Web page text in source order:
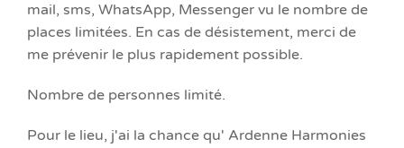
mail, sms, WhatsApp, Messenger vu le nombre de
places limitées. En cas de désistement, merci de
me prévenir le plus rapidement possible.
Nombre de personnes limité.
Pour le lieu, j'ai la chance qu' Ardenne Harmonies